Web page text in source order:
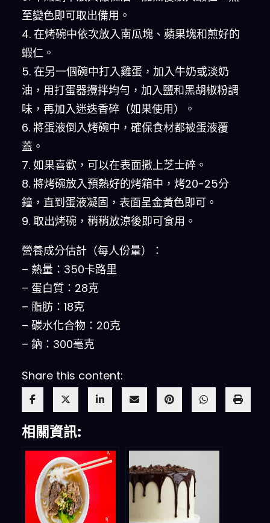
至變色即可取出備用。
4. 在烤碗中依次放入南瓜塊、蘋果塊和煎好的
蝦仁。
5. 在另一個碗中打入雞蛋，加入牛奶或淡奶
油，用打蛋器攪拌均勻，加入鹽和黑胡椒粉調
味，再加入迷迭香碎（如果使用）。
6. 將蛋液倒入烤碗中，確保食材都被蛋液覆
蓋。
7. 如果喜歡，可以在表面撒上芝士碎。
8. 將烤碗放入預熱好的烤箱中，烤20-25分
鐘，直到蛋液凝固，表面呈金黃色即可。
9. 取出烤碗，稍稍放涼後即可食用。
營養成分估計（每人份量）：
– 熱量：350卡路里
– 蛋白質：28克
– 脂肪：18克
– 碳水化合物：20克
– 鈉：300毫克
Share this content:
相關資訊: